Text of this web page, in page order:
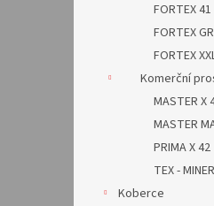
FORTEX 41
FORTEX
FORTEX
Komerční
MASTER X
MASTER
PRIMA X 42
TEX -
Koberce